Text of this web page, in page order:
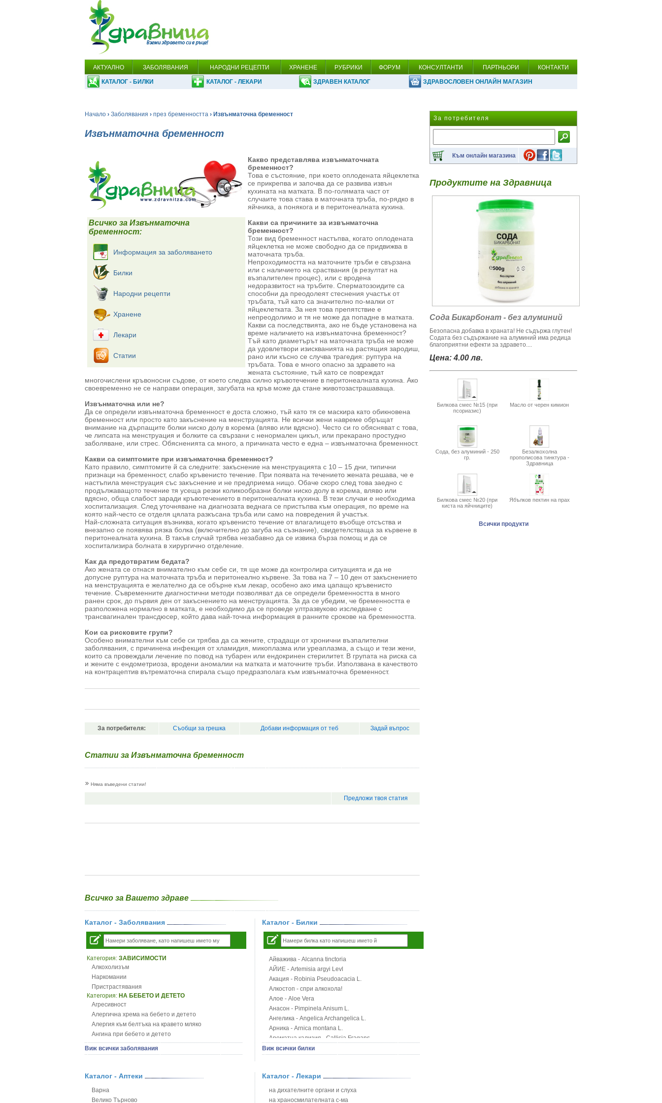
АКТУАЛНО ЗАБОЛЯВАНИЯ НАРОДНИ РЕЦЕПТИ ХРАНЕНЕ РУБРИКИ ФОРУМ КОНСУЛТАНТИ ПАРТНЬОРИ КОНТАКТИ
КАТАЛОГ - БИЛКИ КАТАЛОГ - ЛЕКАРИ ЗДРАВЕН КАТАЛОГ ЗДРАВОСЛОВЕН ОНЛАЙН МАГАЗИН
Начало › Заболявания › през бременността › Извънматочна бременност
Извънматочна бременност
Всичко за Извънматочна
бременност:
Информация за заболяването
Билки
Народни рецепти
Хранене
Лекари
Статии
Какво представлява извънматочната
бременност?
Това е състояние, при което оплодената яйцеклетка
се прикрепва и започва да се развива извън
кухината на матката. В по-голямата част от
случаите това става в маточната тръба, по-рядко в
яйчника, а понякога и в перитонеалната кухина.
Какви са причините за извънматочна
бременност?
Този вид бременност настъпва, когато оплодената
яйцеклетка не може свободно да се придвижва в
маточната тръба.
Непроходимостта на маточните тръби е свързана
или с наличието на сраствания (в резултат на
възпалителен процес), или с вродена
недоразвитост на тръбите. Сперматозоидите са
способни да преодолеят стеснения участък от
тръбата, тъй като са значително по-малки от
яйцеклетката. За нея това препятствие е
непреодолимо и тя не може да попадне в матката.
Какви са последствията, ако не бъде установена на
време наличието на извънматочна бременност?
Тъй като диаметърът на маточната тръба не може
да удовлетвори изискванията на растящия зародиш,
рано или късно се случва трагедия: руптура на
тръбата. Това е много опасно за здравето на
жената състояние, тъй като се повреждат
многочислени кръвоносни съдове, от което следва силно кръвотечение в перитонеалната кухина. Ако
своевременно не се направи операция, загубата на кръв може да стане животозастрашаваща.
Извънматочна или не?
Да се определи извънматочна бременност е доста сложно, тъй като тя се маскира като обикновена
бременност или просто като закъснение на менструацията. Не всички жени навреме обръщат
внимание на дърпащите болки ниско долу в корема (вляво или вдясно). Често си го обясняват с това,
че липсата на менструация и болките са свързани с ненормален цикъл, или прекарано простудно
заболяване, или стрес. Обясненията са много, а причината често е една – извънматочна бременност.
Какви са симптомите при извънматочна бременност?
Като правило, симптомите й са следните: закъснение на менструацията с 10 – 15 дни, типични
признаци на бременност, слабо кръвенисто течение. При появата на течението жената решава, че е
настъпила менструация със закъснение и не предприема нищо. Обаче скоро след това заедно с
продължаващото течение тя усеща резки коликообразни болки ниско долу в корема, вляво или
вдясно, обща слабост заради кръвотечението в перитонеалната кухина. В тези случаи е необходима
хоспитализация. След уточняване на диагнозата веднага се пристъпва към операция, по време на
която най-често се отделя цялата разкъсана тръба или само на повредения й участък.
Най-сложната ситуация възниква, когато кръвенисто течение от влагалището въобще отсъства и
внезапно се появява рязка болка (включително до загуба на съзнание), свидетелстваща за кървене в
перитонеалната кухина. В такъв случай трябва незабавно да се извика бърза помощ и да се
хоспитализира болната в хирургично отделение.
Как да предотвратим бедата?
Ако жената се отнася внимателно към себе си, тя ще може да контролира ситуацията и да не
допусне руптура на маточната тръба и перитонеално кървене. За това на 7 – 10 ден от закъснението
на менструацията е желателно да се обърне към лекар, особено ако има цапащо кръвенисто
течение. Съвременните диагностични методи позволяват да се определи бременността в много
ранен срок, до първия ден от закъснението на менструацията. За да се убедим, че бременността е
разположена нормално в матката, е необходимо да се проведе ултразвуково изследване с
трансвагинален трансдюсер, който дава най-точна информация в ранните срокове на бременността.
Кои са рисковите групи?
Особено внимателни към себе си трябва да са жените, страдащи от хронични възпалителни
заболявания, с причинена инфекция от хламидия, микоплазма или уреаплазма, а също и тези жени,
които са провеждали лечение по повод на тубарен или ендокринен стерилитет. В групата на риска са
и жените с ендометриоза, вродени аномалии на матката и маточните тръби. Използвана в качеството
на контрацептив вътрематочна спирала също предразполага към извънматочна бременност.
За потребителя: Съобщи за грешка Добави информация от теб Задай въпрос
Статии за Извънматочна бременност
Няма въведени статии!
Предложи твоя статия
Всичко за Вашето здраве
Каталог - Заболявания
Категория: ЗАВИСИМОСТИ
Алкохолизъм
Наркомании
Пристрастявания
Категория: НА БЕБЕТО И ДЕТЕТО
Агресивност
Алергична хрема на бебето и детето
Алергия към белтъка на кравето мляко
Ангина при бебето и детето
Анемия при бебето и детето
Апетит - пълни деца
Безапетитие при бебето и детето
Бронхит и пневмония при деца
Виж всички заболявания
Каталог - Билки
Айважива - Alcanna tinctoria
АЙИЕ - Artemisia argyi Levl
Акация - Robinia Pseudoacacia L.
Алкостоп - спри алкохола!
Алое - Aloe Vera
Анасон - Pimpinela Anisum L.
Ангелика - Angelica Archangelica L.
Арника - Arnica montana L.
Ароматна кализия - Callisia Fragans
Арония - Sorbus melanocorpa
Блатен аир - Acorus calamus L.
Блатен тъжник - Spirea ulmaria L.
Блян
Виж всички билки
Каталог - Аптеки
Варна
Велико Търново
Каталог - Лекари
на дихателните органи и слуха
на храносмилателната с-ма
За потребителя
Към онлайн магазина
Продуктите на Здравница
Сода Бикарбонат - без алуминий
Безопасна добавка в храната! Не съдържа глутен!
Содата без съдържание на алуминий има редица
благоприятни ефекти за здравето....
Цена: 4.00 лв.
Билкова смес №15 (при
псориазис)
Масло от черен кимион
Сода, без алуминий - 250
гр.
Безалкохолна
прополисова тинктура -
Здравница
Билкова смес №20 (при
киста на яйчниците)
Ябълков пектин на прах
Всички продукти